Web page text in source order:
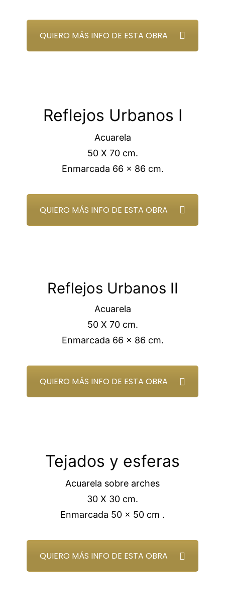
QUIERO MÁS INFO DE ESTA OBRA
Reflejos Urbanos I
Acuarela
50 X 70 cm.
Enmarcada 66 x 86 cm.
QUIERO MÁS INFO DE ESTA OBRA
Reflejos Urbanos II
Acuarela
50 X 70 cm.
Enmarcada 66 x 86 cm.
QUIERO MÁS INFO DE ESTA OBRA
Tejados y esferas
Acuarela sobre arches
30 X 30 cm.
Enmarcada 50 x 50 cm .
QUIERO MÁS INFO DE ESTA OBRA